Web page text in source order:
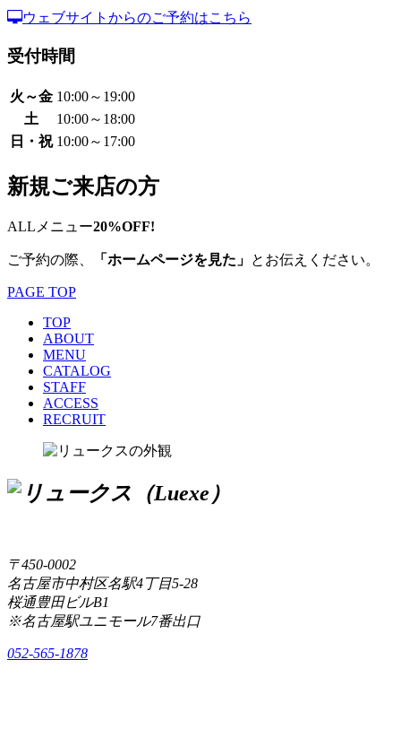
ウェブサイトからのご予約はこちら
受付時間
火～金 10:00～19:00
土
10:00～18:00
日・祝 10:00～17:00
新規ご来店の方
ALLメニュー20%OFF!
ご予約の際、 「ホームページを見た」 とお伝えください。
PAGE TOP
TOP
ABOUT
MENU
CATALOG
STAFF
ACCESS
RECRUIT
〒450-0002
名古屋市中村区名駅4丁目5-28
桜通豊田ビルB1
※名古屋駅ユニモール7番出口
052-565-1878